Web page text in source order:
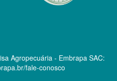
Agropecuária - Embrapa SAC:
fale-conosco